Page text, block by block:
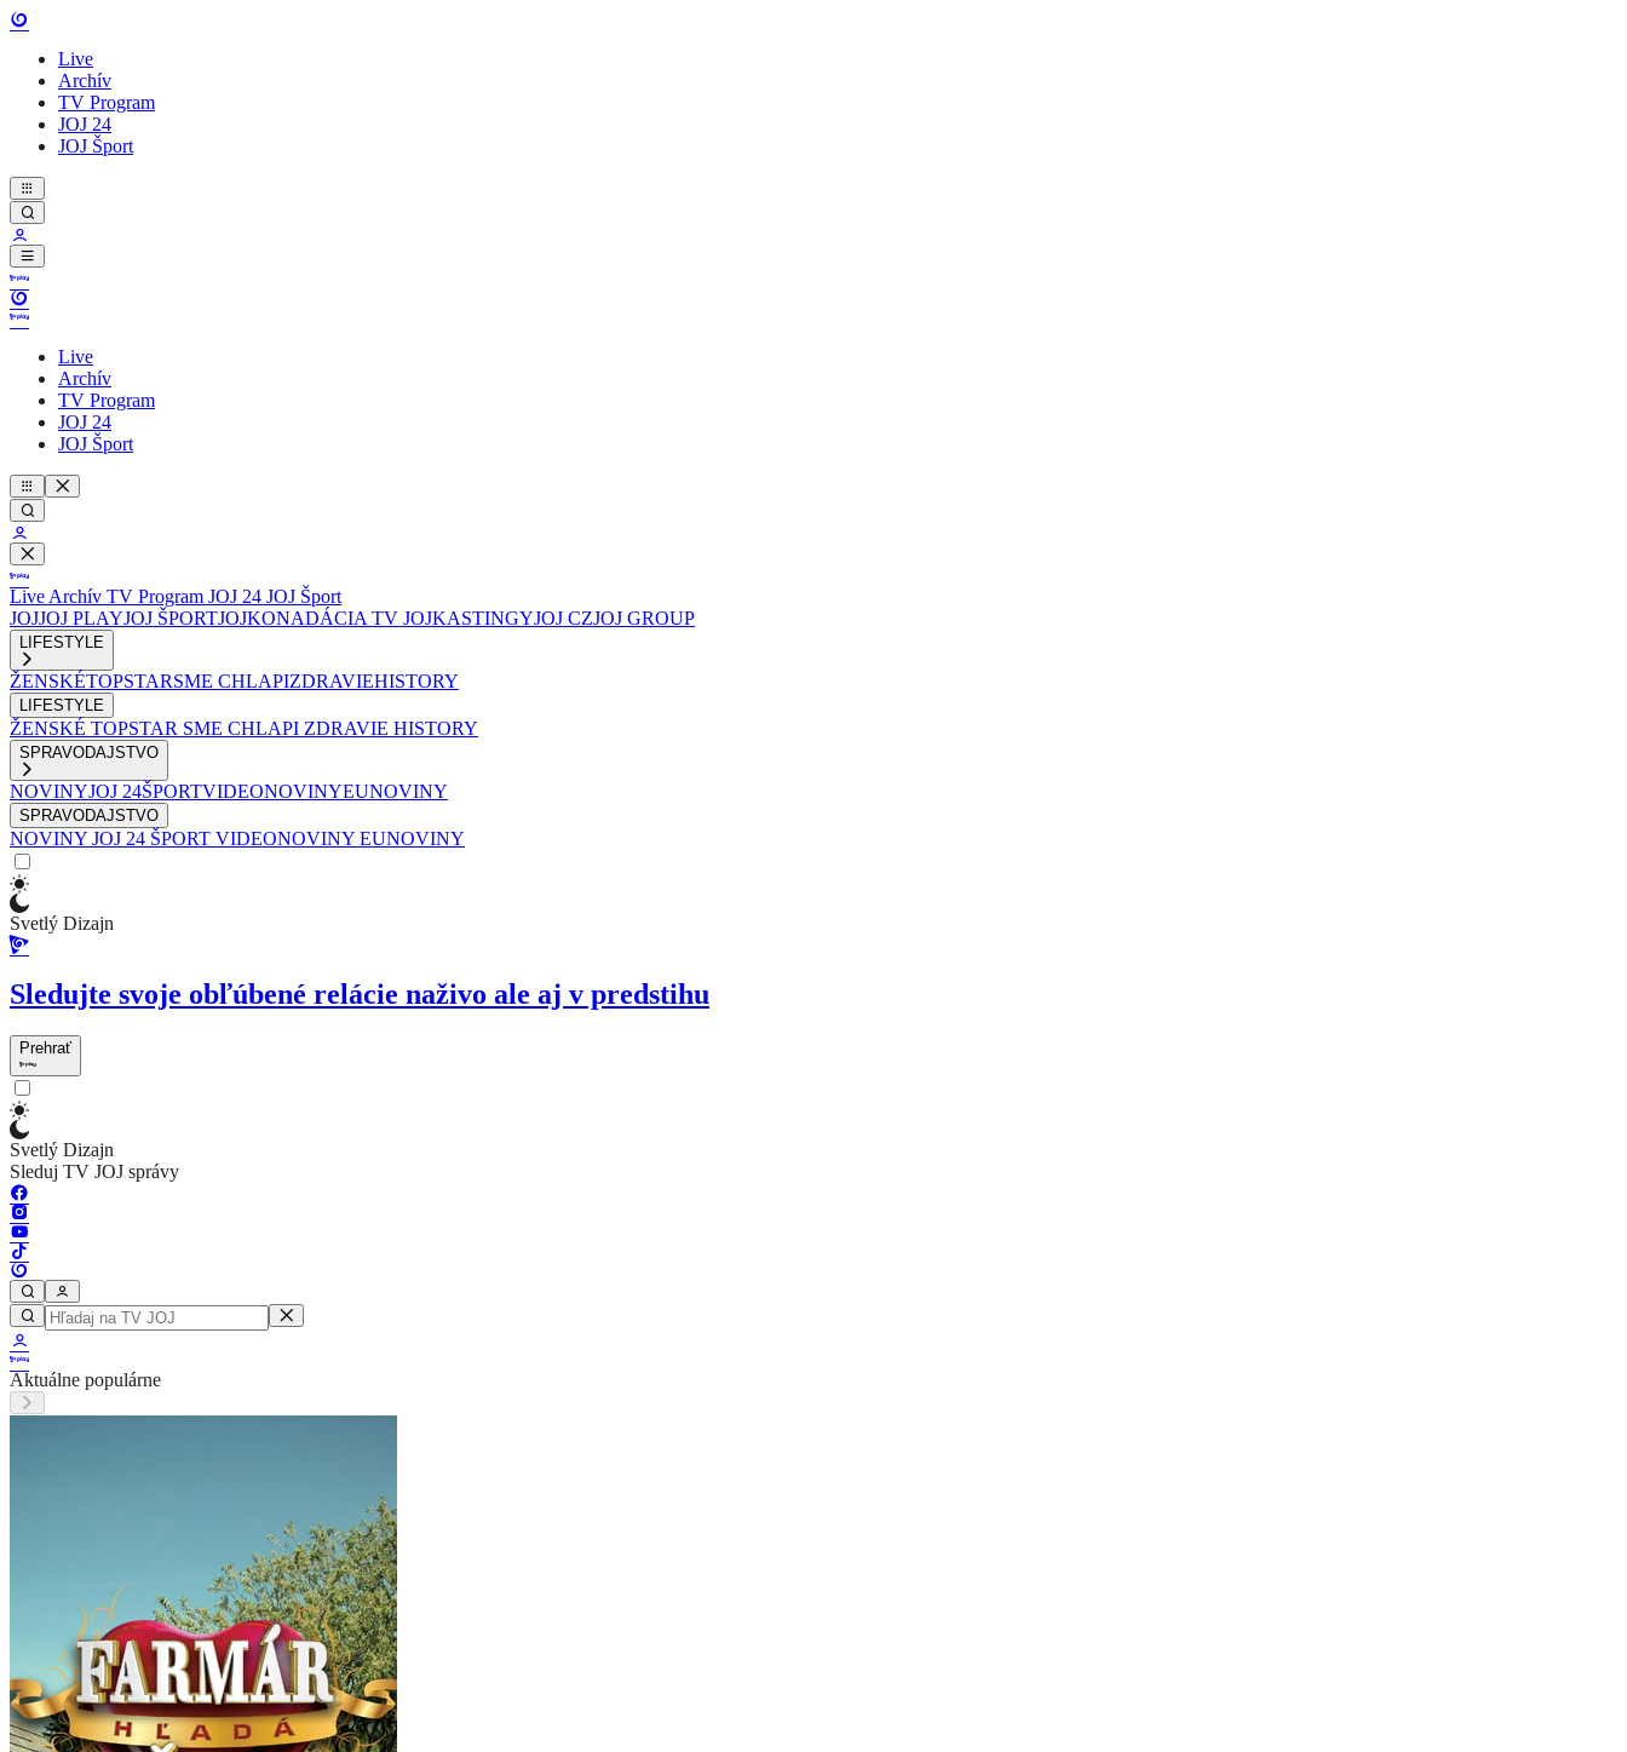
Live
Archív
TV Program
JOJ 24
JOJ Šport
Live
Archív
TV Program
JOJ 24
JOJ Šport
Live Archív TV Program JOJ 24 JOJ Šport
JOJJOJ PLAYJOJ ŠPORTJOJKONADÁCIA TV JOJKASTINGYJOJ CZJOJ GROUP
LIFESTYLE
ŽENSKÉTOPSTARSME CHLAPIZDRAVIEHISTORY
LIFESTYLE
ŽENSKÉ TOPSTAR SME CHLAPI ZDRAVIE HISTORY
SPRAVODAJSTVO
NOVINYJOJ 24ŠPORTVIDEONOVINYEUNOVINY
SPRAVODAJSTVO
NOVINY JOJ 24 ŠPORT VIDEONOVINY EUNOVINY
Svetlý Dizajn
Sledujte svoje obľúbené relácie naživo ale aj v predstihu
Prehrať
Svetlý Dizajn
Sleduj TV JOJ správy
Aktuálne populárne